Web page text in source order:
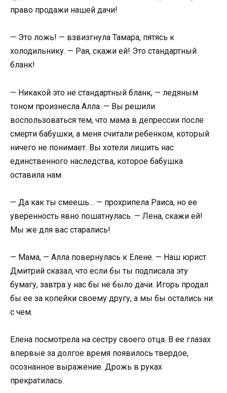
право продажи нашей дачи!
— Это ложь! — взвизгнула Тамара, пятясь к
холодильнику. — Рая, скажи ей! Это стандартный
бланк!
— Никакой это не стандартный бланк, — ледяным
тоном произнесла Алла. — Вы решили
воспользоваться тем, что мама в депрессии после
смерти бабушки, а меня считали ребенком, который
ничего не понимает. Вы хотели лишить нас
единственного наследства, которое бабушка
оставила нам.
— Да как ты смеешь… — прохрипела Раиса, но ее
уверенность явно пошатнулась. — Лена, скажи ей!
Мы же для вас старались!
— Мама, — Алла повернулась к Елене. — Наш юрист
Дмитрий сказал, что если бы ты подписала эту
бумагу, завтра у нас бы не было дачи. Игорь продал
бы ее за копейки своему другу, а мы бы остались ни
с чем.
Елена посмотрела на сестру своего отца. В ее глазах
впервые за долгое время появилось твердое,
осознанное выражение. Дрожь в руках
прекратилась.